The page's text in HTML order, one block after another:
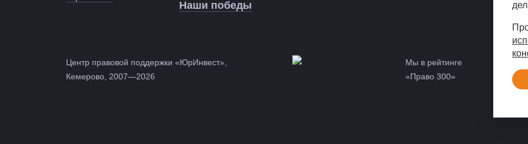
Наши победы
Мы в рейтинге
«Право 300»
Центр правовой поддержки «ЮрИнвест»,
Кемерово, 2007—2026